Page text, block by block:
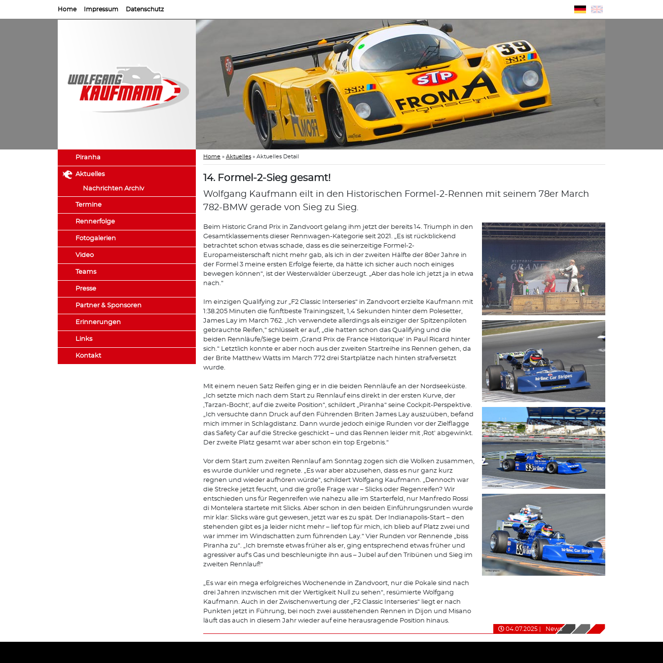
Home Impressum Datenschutz
Piranha
Aktuelles
Nachrichten Archiv
Termine
Rennerfolge
Fotogalerien
Video
Teams
Presse
Partner & Sponsoren
Erinnerungen
Links
Kontakt
Home » Aktuelles » Aktuelles Detail
14. Formel-2-Sieg gesamt!
Wolfgang Kaufmann eilt in den Historischen Formel-2-Rennen mit seinem 78er March
782-BMW gerade von Sieg zu Sieg.
Beim Historic Grand Prix in Zandvoort gelang ihm jetzt der bereits 14. Triumph in den
Gesamtklassements dieser Rennwagen-Kategorie seit 2021. „Es ist rückblickend
betrachtet schon etwas schade, dass es die seinerzeitige Formel-2-
Europameisterschaft nicht mehr gab, als ich in der zweiten Hälfte der 80er Jahre in
der Formel 3 meine ersten Erfolge feierte, da hätte ich sicher auch noch einiges
bewegen können“, ist der Westerwälder überzeugt. „Aber das hole ich jetzt ja in etwa
nach.“
Im einzigen Qualifying zur „F2 Classic Interseries“ in Zandvoort erzielte Kaufmann mit
1:38.205 Minuten die fünftbeste Trainingszeit, 1,4 Sekunden hinter dem Polesetter,
James Lay im March 762. „Ich verwendete allerdings als einziger der Spitzenpiloten
gebrauchte Reifen,“ schlüsselt er auf, „die hatten schon das Qualifying und die
beiden Rennläufe/Siege beim ,Grand Prix de France Historique' in Paul Ricard hinter
sich.“ Letztlich konnte er aber noch aus der zweiten Startreihe ins Rennen gehen, da
der Brite Matthew Watts im March 772 drei Startplätze nach hinten strafversetzt
wurde.
Mit einem neuen Satz Reifen ging er in die beiden Rennläufe an der Nordseeküste.
„Ich setzte mich nach dem Start zu Rennlauf eins direkt in der ersten Kurve, der
,Tarzan-Bocht', auf die zweite Position“, schildert „Piranha“ seine Cockpit-Perspektive.
„Ich versuchte dann Druck auf den Führenden Briten James Lay auszuüben, befand
mich immer in Schlagdistanz. Dann wurde jedoch einige Runden vor der Zielflagge
das Safety Car auf die Strecke geschickt – und das Rennen leider mit ,Rot' abgewinkt.
Der zweite Platz gesamt war aber schon ein top Ergebnis.“
Vor dem Start zum zweiten Rennlauf am Sonntag zogen sich die Wolken zusammen,
es wurde dunkler und regnete. „Es war aber abzusehen, dass es nur ganz kurz
regnen und wieder aufhören würde“, schildert Wolfgang Kaufmann. „Dennoch war
die Strecke jetzt feucht, und die große Frage war – Slicks oder Regenreifen? Wir
entschieden uns für Regenreifen wie nahezu alle im Starterfeld, nur Manfredo Rossi
di Montelera startete mit Slicks. Aber schon in den beiden Einführungsrunden wurde
mir klar: Slicks wäre gut gewesen, jetzt war es zu spät. Der Indianapolis-Start – den
stehenden gibt es ja leider nicht mehr – lief top für mich, ich blieb auf Platz zwei und
war immer im Windschatten zum führenden Lay.“ Vier Runden vor Rennende „biss
Piranha zu“. „Ich bremste etwas früher als er, ging entsprechend etwas früher und
agressiver auf's Gas und beschleunigte ihn aus – Jubel auf den Tribünen und Sieg im
zweiten Rennlauf!“
„Es war ein mega erfolgreiches Wochenende in Zandvoort, nur die Pokale sind nach
drei Jahren inzwischen mit der Wertigkeit Null zu sehen“, resümierte Wolfgang
Kaufmann. Auch in der Zwischenwertung der „F2 Classic Interseries“ liegt er nach
Punkten jetzt in Führung, bei noch zwei ausstehenden Rennen in Dijon und Misano
läuft das auch in diesem Jahr wieder auf eine herausragende Position hinaus.
04.07.2025 News